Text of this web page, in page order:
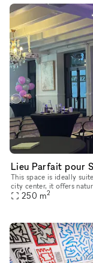
This space is ideally
city center, it offers
video projector, making
250 m2